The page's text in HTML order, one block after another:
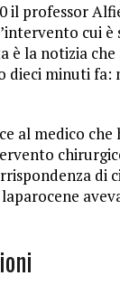
il professor
cui
è la notizia
minuti fa:
al medico che
di